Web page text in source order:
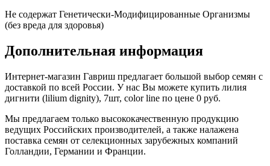
Не содержат Генетически-Модифицированные Организмы
(без вреда для здоровья)
Дополнительная информация
Интернет-магазин Гавриш предлагает большой выбор семян с
доставкой по всей России. У нас Вы можете купить лилия
дигнити (lilium dignity), 7шт, color line по цене 0 руб.
Мы предлагаем только высококачественную продукцию
ведущих Российских производителей, а также налажена
поставка семян от селекционных зарубежных компаний
Голландии, Германии и Франции.